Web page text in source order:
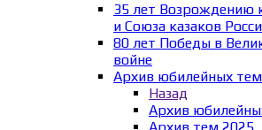
35 лет Возрождению
и Союза казаков
80 лет Победы в
войне
Архив юбилейных тем
Назад
Архив